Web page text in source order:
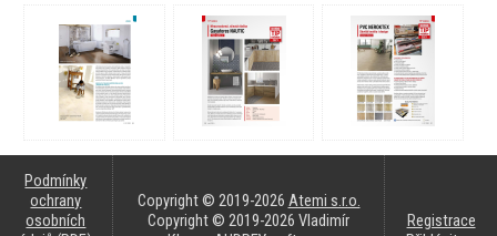
Podmínky
ochrany
osobních
Copyright © 2019-2026 Atemi s.r.o.
Copyright © 2019-2026 Vladimír
Registrace